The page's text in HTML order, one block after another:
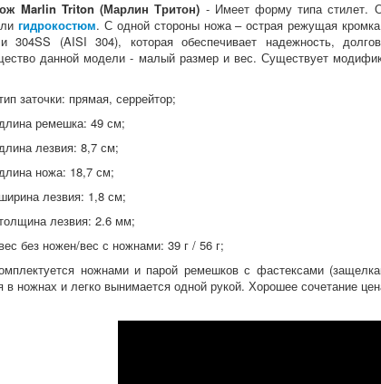
Marlin Triton (Марлин Тритон) - Имеет форму типа стилет.
гидрокостюм. С одной стороны ножа – острая режущая
304SS (AISI 304), которая обеспечивает надежность,
данной модели - малый размер и вес. Существует
заточки: прямая, серрейтор;
ремешка: 49 см;
лезвия: 8,7 см;
ножа: 18,7 см;
лезвия: 1,8 см;
лезвия: 2.6 мм;
без ножен/вес с ножнами: 39 г / 56 г;
ножнами и парой ремешков с фастексами
в ножнах и легко вынимается одной рукой. Хорошее сочетание